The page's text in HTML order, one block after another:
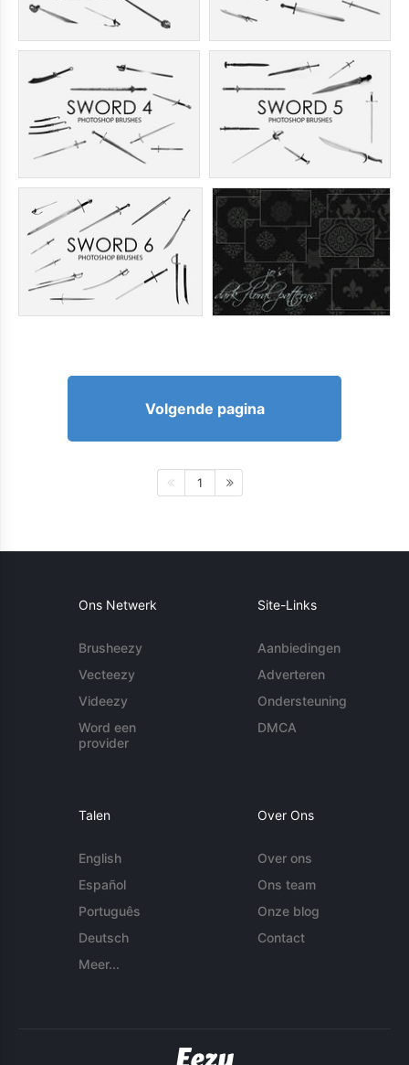
Volgende pagina
1
Ons Netwerk
Brusheezy
Vecteezy
Videezy
Word een
provider
Site-Links
Aanbiedingen
Adverteren
Ondersteuning
DMCA
Talen
English
Español
Português
Deutsch
Meer...
Over Ons
Over ons
Ons team
Onze blog
Contact